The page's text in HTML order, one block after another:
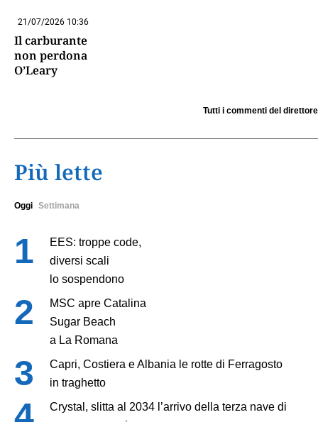
21/07/2026 10:36
Il carburante
non perdona
O’Leary
Tutti i commenti del direttore
Più lette
Oggi Settimana
EES: troppe code,
diversi scali
lo sospendono
MSC apre Catalina
Sugar Beach
a La Romana
Capri, Costiera e Albania le rotte di Ferragosto
in traghetto
Crystal, slitta al 2034 l’arrivo della terza nave di